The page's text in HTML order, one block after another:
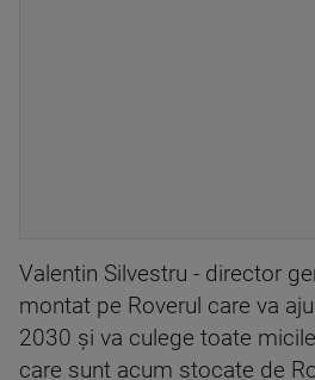
Valentin Silvestru - director
montat pe Roverul care va
2030 și va culege toate
care sunt acum stocate de